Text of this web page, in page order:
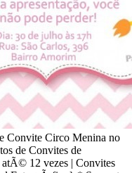
Convite Circo Menina no
de Convites de
12 vezes | Convites